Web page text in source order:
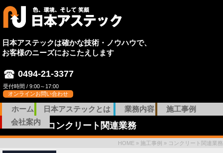
日本アステックは確かな技術・ノウハウで、
お客様のニーズにおこたえします
0494-21-3377
受付時間 / 9:00～17:00
オンラインお問い合わせ
ホーム 日本アステックとは 業務内容
施工事例
会社案内
コンクリート関連業務
HOME » 施工事例 » コンクリート関連業務